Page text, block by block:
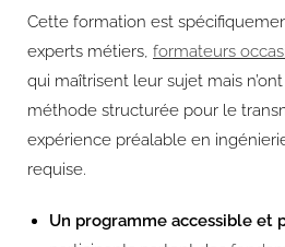
Cette formation est
experts métiers, formateurs
qui maîtrisent leur sujet mais
méthode structurée pour le
expérience préalable en
requise.
Un programme accessible et